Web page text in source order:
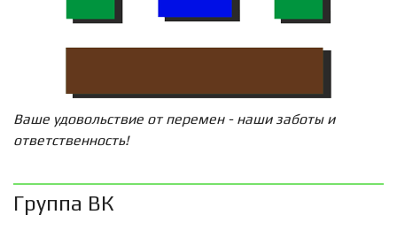
Ваше удовольствие от перемен - наши заботы и
ответственность!
Группа ВК